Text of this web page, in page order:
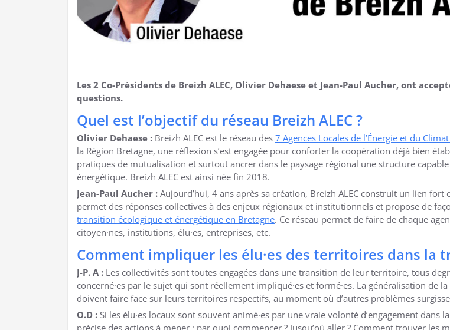
Les 2 Co-Présidents de Breizh ALEC, Olivier Dehaese et Jean-Paul Aucher, ont
questions.
Quel est l’objectif du réseau Breizh ALEC ?
Olivier Dehaese : Breizh ALEC est le réseau des 7 Agences Locales de l’Énergie et du
la Région Bretagne, une réflexion s’est engagée pour conforter la coopération déjà bien
pratiques de mutualisation et surtout ancrer dans le paysage régional une structure
énergétique. Breizh ALEC est ainsi née fin 2018.
Jean-Paul Aucher : Aujourd’hui, 4 ans après sa création, Breizh ALEC construit un lien fort
permet des réponses collectives à des enjeux régionaux et institutionnels et propose de
transition écologique et énergétique en Bretagne. Ce réseau permet de faire de chaque
citoyen·nes, institutions, élu·es, entreprises, etc.
Comment impliquer les élu·es des territoires dans la
J-P. A : Les collectivités sont toutes engagées dans une transition de leur territoire, tous
concerné·es par le sujet qui sont réellement impliqué·es et formé·es. La généralisation de
doivent faire face sur leurs territoires respectifs, au moment où d’autres problèmes
O.D : Si les élu·es locaux sont souvent animé·es par une vraie volonté d’engagement dans
précise des actions à mener : par quoi commencer ? Jusqu’où aller ? Comment trouver les